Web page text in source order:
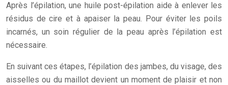
Après l’épilation, une huile post-épilation aide à enlever les
résidus de cire et à apaiser la peau. Pour éviter les poils
incarnés, un soin régulier de la peau après l’épilation est
nécessaire.
En suivant ces étapes, l’épilation des jambes, du visage, des
aisselles ou du maillot devient un moment de plaisir et non